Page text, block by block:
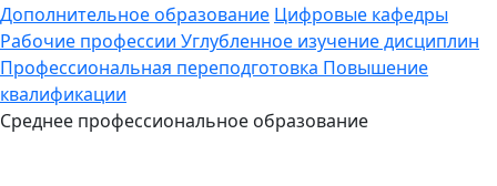
Дополнительное образование Цифровые кафедры
Рабочие профессии Углубленное изучение дисциплин
Профессиональная переподготовка Повышение
квалификации
Среднее профессиональное образование